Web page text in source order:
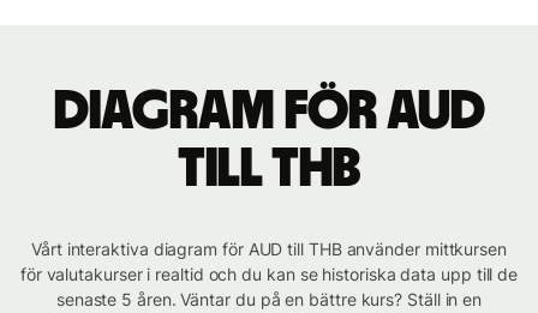
Diagram för AUD
till THB
Vårt interaktiva diagram för AUD till THB använder mittkursen
för valutakurser i realtid och du kan se historiska data upp till de
senaste 5 åren. Väntar du på en bättre kurs? Ställ in en